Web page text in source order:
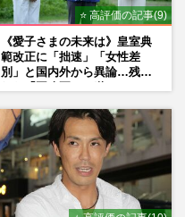
⭐ 高評価の記事(9)
《愛子さまの未来は》皇室典
範改正に「拙速」「女性差
別」と国内外から異論…残さ